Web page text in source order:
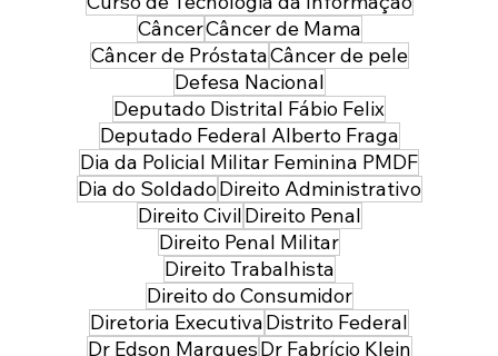
CâncerCâncer de Mama
Câncer de PróstataCâncer de pele
Defesa Nacional
Deputado Distrital Fábio Felix
Deputado Federal Alberto Fraga
Dia da Policial Militar Feminina PMDF
Dia do SoldadoDireito Administrativo
Direito CivilDireito Penal
Direito Penal Militar
Direito Trabalhista
Direito do Consumidor
Diretoria ExecutivaDistrito Federal
Dr Edson MarquesDr Fabrício Klein